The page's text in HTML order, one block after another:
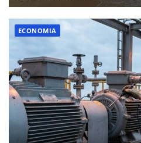
ECONOMIA